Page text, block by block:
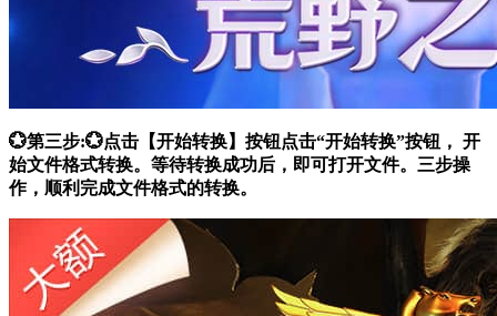
💮第三步:💮点击【开始转换】按钮点击“开始转换”按钮， 开
始文件格式转换。等待转换成功后，即可打开文件。三步操
作，顺利完成文件格式的转换。